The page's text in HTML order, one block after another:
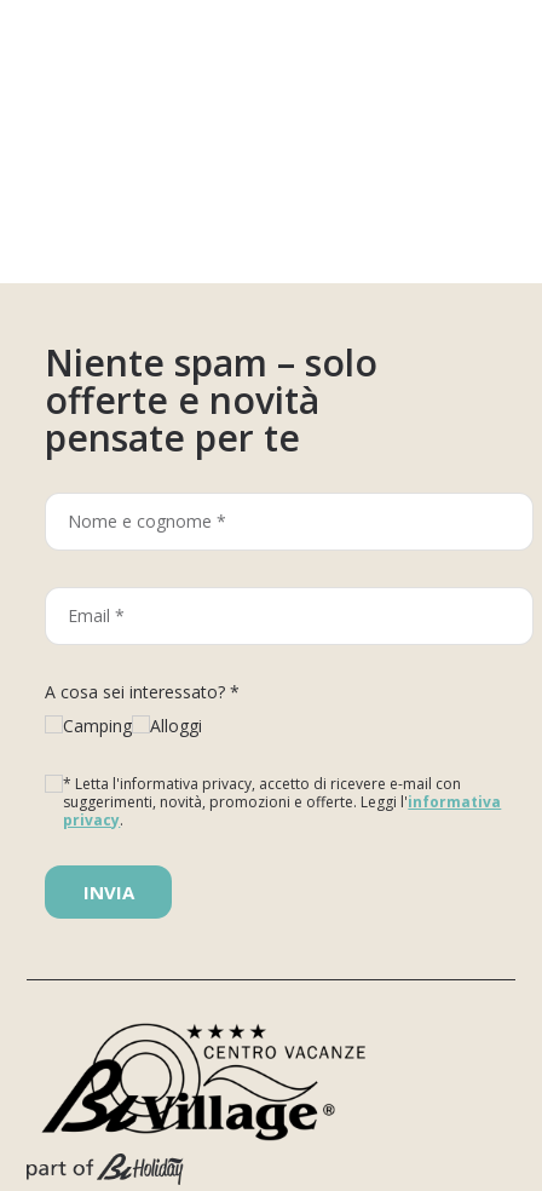
Niente spam – solo
offerte e novità
pensate per te
A cosa sei interessato? *
Camping
Alloggi
* Letta l'informativa privacy, accetto di ricevere e-mail con
suggerimenti, novità, promozioni e offerte. Leggi l'informativa
privacy.
Si prega di lasciare vuoto questo campo.